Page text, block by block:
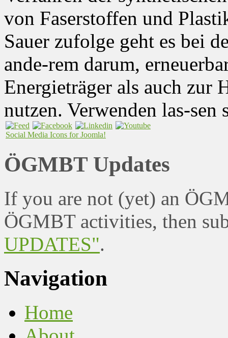
von Faserstoffen und
Sauer zufolge geht es bei
ande-rem darum,
Energieträger als auch zur
nutzen. Verwenden las-
Social Media Icons for Joomla!
ÖGMBT Updates
If you are not (yet) an
ÖGMBT activities, then
UPDATES".
Navigation
Home